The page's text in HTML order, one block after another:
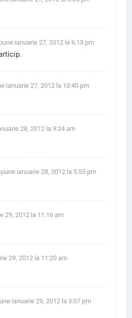
ianuarie 27, 2012 la 6:13 pm
ianuarie 27, 2012 la 10:40 pm
28, 2012 la 9:24 am
ianuarie 28, 2012 la 5:55 pm
29, 2012 la 11:16 am
29, 2012 la 11:20 am
ianuarie 29, 2012 la 3:07 pm